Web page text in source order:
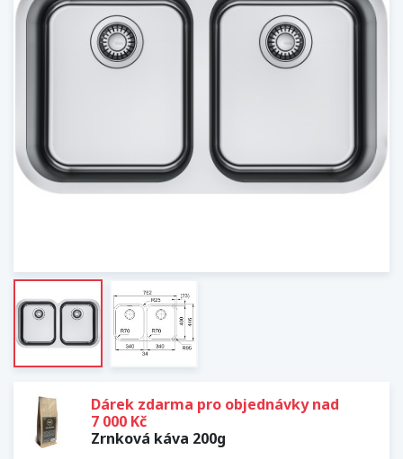
Dárek zdarma pro objednávky nad
7 000 Kč
Zrnková káva 200g